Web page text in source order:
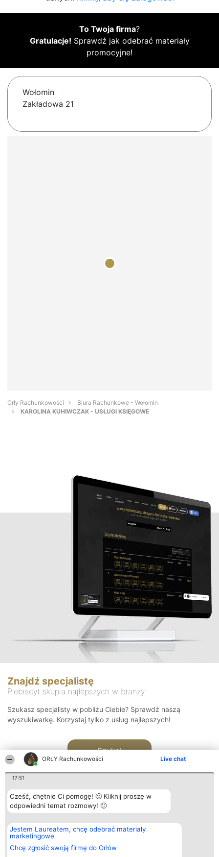
ORŁY Rachunkowości Live chat
17:51
Cześć, chętnie Ci pomogę! 🙂 Kliknij proszę w
odpowiedni temat rozmowy! 🙂
Jestem Laureatem, chcę odebrać materiały
marketingowe
Chcę zgłosić swoją firmę do Orłów
To Twoja firma?
Gratulacje! Sprawdź jak odebrać materiały
promocyjne!
Wołomin
Zakładowa 21
Orły Rachunkowości
Biura Rachunkowe - Wołomin
KAROLINA KUHIWCZAK - USŁUGI KSIĘGOWE
Znajdź specjalistę
Plebiscyt skupia najlepszych w branży
Szukasz specjalisty w pobliżu Ciebie? Sprawdź naszą
wyszukiwarkę. Korzystaj tylko z usług najlepszych!
Szukaj
Organizator plebiscytu
Bright Side Solutions sp. z o.
o. sp. k.
ul. Ruska 22
Wrocław 50-079
Plebiscyt
Laureaci
wszystkich
Laureatów
Kontakt
Kontakt